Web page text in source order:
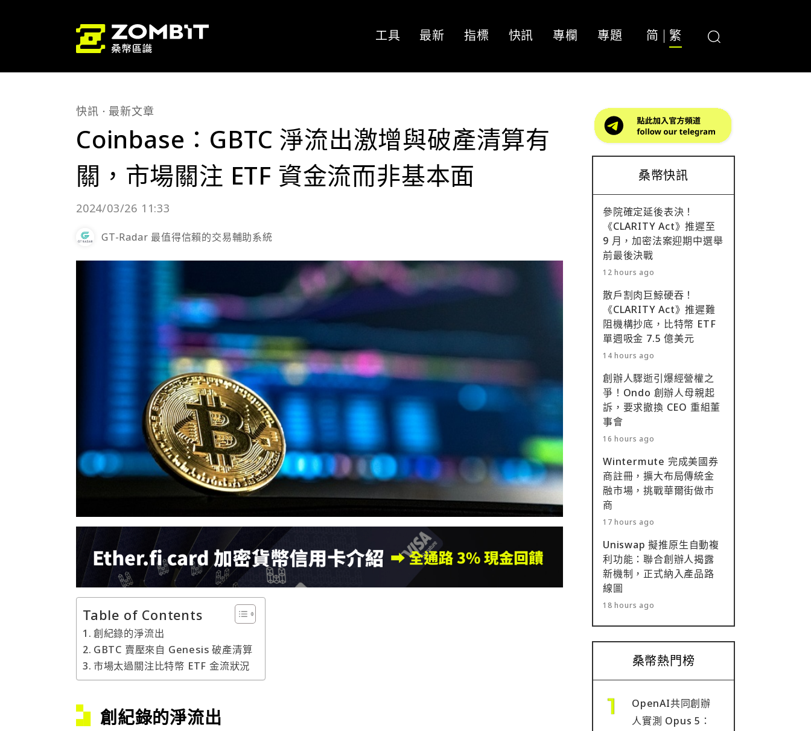
工具 最新 指標 快訊 專欄 專題 简 繁
快訊 最新文章
Coinbase：GBTC 淨流出激增與破產清算有
關，市場關注 ETF 資金流而非基本面
2024/03/26 11:33
GT-Radar 最值得信賴的交易輔助系統
Table of Contents
創紀錄的淨流出
GBTC 賣壓來自 Genesis 破產清算
市場太過關注比特幣 ETF 金流狀況
創紀錄的淨流出
桑幣快訊
參院確定延後表決！
《CLARITY Act》推遲至
9 月，加密法案迎期中選舉
前最後決戰
12 hours ago
散戶割肉巨鯨硬吞！
《CLARITY Act》推遲難
阻機構抄底，比特幣 ETF
單週吸金 7.5 億美元
14 hours ago
創辦人驟逝引爆經營權之
爭！Ondo 創辦人母親起
訴，要求撤換 CEO 重組董
事會
16 hours ago
Wintermute 完成美國券
商註冊，擴大布局傳統金
融市場，挑戰華爾街做市
商
17 hours ago
Uniswap 擬推原生自動複
利功能：聯合創辦人揭露
新機制，正式納入產品路
線圖
18 hours ago
桑幣熱門榜
OpenAI共同創辦
人實測 Opus 5：